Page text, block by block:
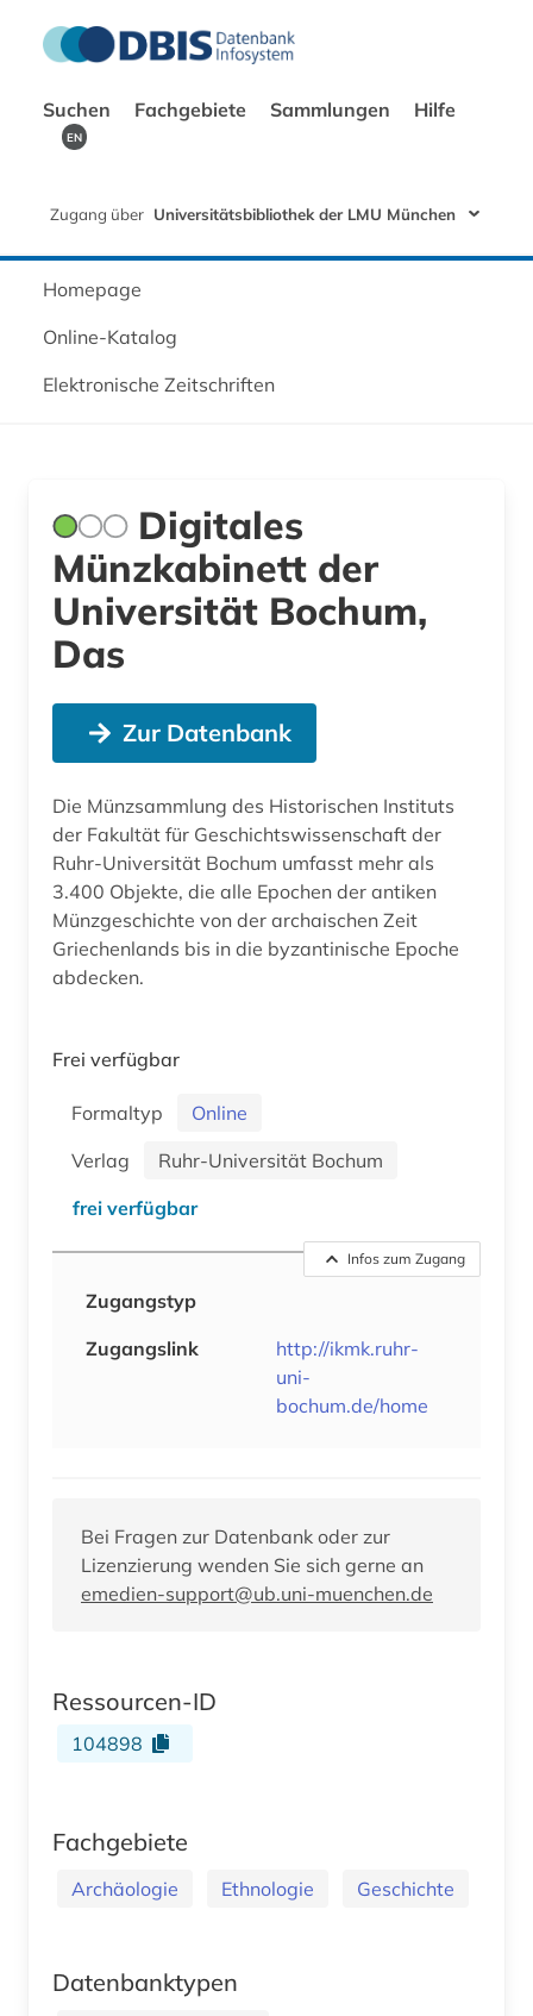
Suchen Fachgebiete Sammlungen Hilfe
EN
Zugang über Universitätsbibliothek der LMU München
Homepage
Online-Katalog
Elektronische Zeitschriften
Digitales
Münzkabinett der
Universität Bochum,
Das
Zur Datenbank
Die Münzsammlung des Historischen Instituts
der Fakultät für Geschichtswissenschaft der
Ruhr-Universität Bochum umfasst mehr als
3.400 Objekte, die alle Epochen der antiken
Münzgeschichte von der archaischen Zeit
Griechenlands bis in die byzantinische Epoche
abdecken.
Frei verfügbar
Formaltyp
Online
Verlag
Ruhr-Universität Bochum
frei verfügbar
Infos zum Zugang
Zugangstyp
Zugangslink
http://ikmk.ruhr-
uni-
bochum.de/home
Bei Fragen zur Datenbank oder zur
Lizenzierung wenden Sie sich gerne an
emedien-support@ub.uni-muenchen.de
Ressourcen-ID
104898
Fachgebiete
Archäologie Ethnologie Geschichte
Datenbanktypen